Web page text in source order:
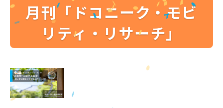
月刊「ドコニーク・モビ
リティ・リサーチ」